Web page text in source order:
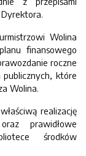
Wolina
finansowego
roczne
które
Wolina.
realizację
prawidłowe
środków